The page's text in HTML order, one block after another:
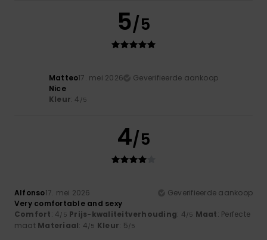
5/5
Matteo17. mei 2026
Geverifieerde aankoop
Nice
Kleur: 4 /5
4/5
Alfonso17. mei 2026
Geverifieerde aankoop
Very comfortable and sexy
Comfort: 4/5 Prijs-kwaliteitverhouding: 4/5 Maat: Perfecte
maat Materiaal: 4/5 Kleur: 5/5